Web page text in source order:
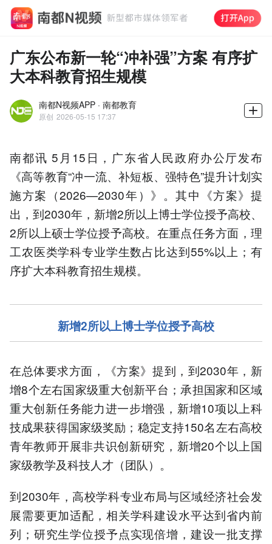
广东公布新一轮“冲补强”方案 有序扩
大本科教育招生规模
南都N视频APP · 南都教育
原创 2026-05-15 17:37
南都讯 5月15日，广东省人民政府办公厅发布
《高等教育“冲一流、补短板、强特色”提升计划实
施方案（2026—2030年）》。其中《方案》提
出，到2030年，新增2所以上博士学位授予高校、
2所以上硕士学位授予高校。在重点任务方面，理
工农医类学科专业学生数占比达到55%以上；有
序扩大本科教育招生规模。
新增2所以上博士学位授予高校
在总体要求方面，《方案》提到，到2030年，新
增8个左右国家级重大创新平台；承担国家和区域
重大创新任务能力进一步增强，新增10项以上科
技成果获得国家级奖励；稳定支持150名左右高校
青年教师开展非共识创新研究，新增20个以上国
家级教学及科技人才（团队）。
到2030年，高校学科专业布局与区域经济社会发
展需要更加适配，相关学科建设水平达到省内前
列；研究生学位授予点实现倍增，建设一批支撑